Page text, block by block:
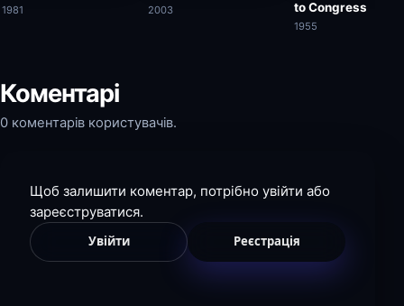
1981 2003
to Congress
1955
Коментарі
0 коментарів користувачів.
Щоб залишити коментар, потрібно увійти або
зареєструватися.
Увійти Реєстрація